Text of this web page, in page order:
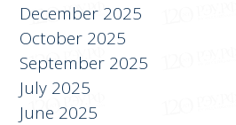
October 2025
September 2025
July 2025
June 2025
May 2025